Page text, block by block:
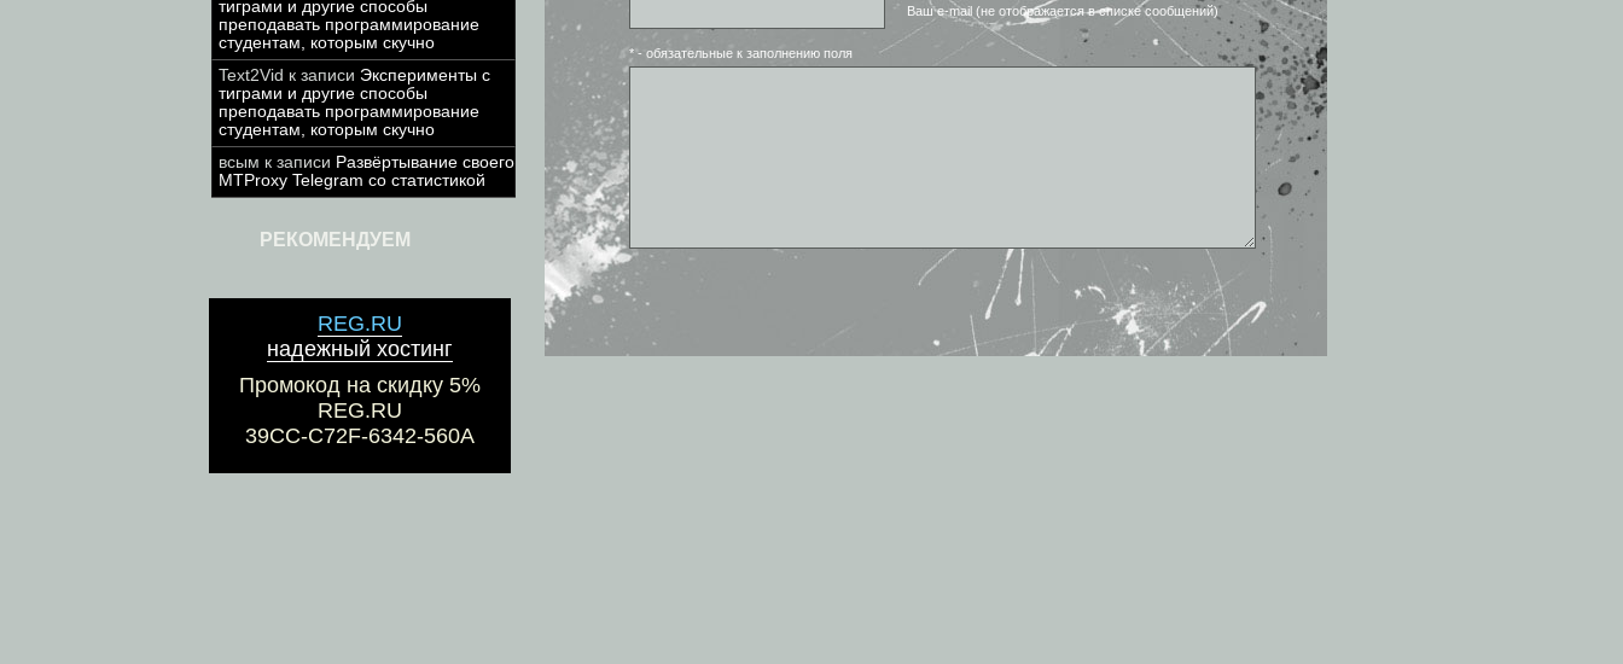
тиграми и другие способы
преподавать программирование
студентам, которым скучно
Text2Vid к записи Эксперименты с
тиграми и другие способы
преподавать программирование
студентам, которым скучно
всым к записи Развёртывание своего
MTProxy Telegram со статистикой
РЕКОМЕНДУЕМ
REG.RU
надежный хостинг
Промокод на скидку 5%
REG.RU
39CC-C72F-6342-560A
Ваш e-mail (не отображается в списке сообщений)
* - обязательные к заполнению поля